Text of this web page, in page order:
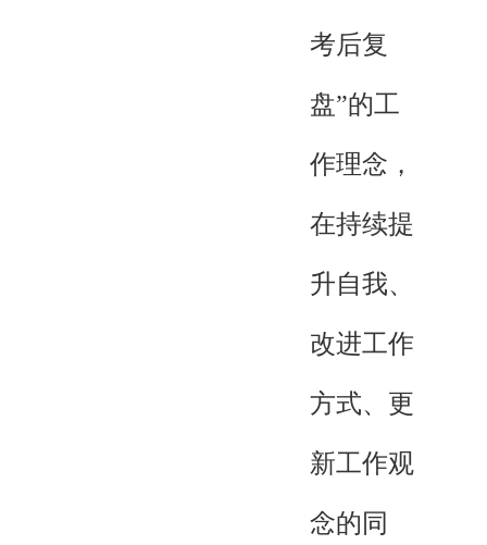
考后复
盘”的工
作理念，
在持续提
升自我、
改进工作
方式、更
新工作观
念的同